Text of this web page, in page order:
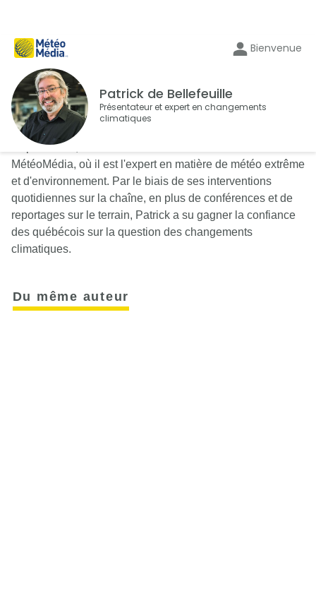
Bienvenue
Patrick de Bellefeuille
Présentateur et expert en changements
climatiques
Depuis 1988, Patrick de Bellefeuille est à l'antenne de
MétéoMédia, où il est l'expert en matière de météo extrême
et d'environnement. Par le biais de ses interventions
quotidiennes sur la chaîne, en plus de conférences et de
reportages sur le terrain, Patrick a su gagner la confiance
des québécois sur la question des changements
climatiques.
Du même auteur